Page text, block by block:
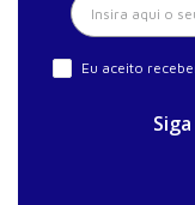
Eu aceito